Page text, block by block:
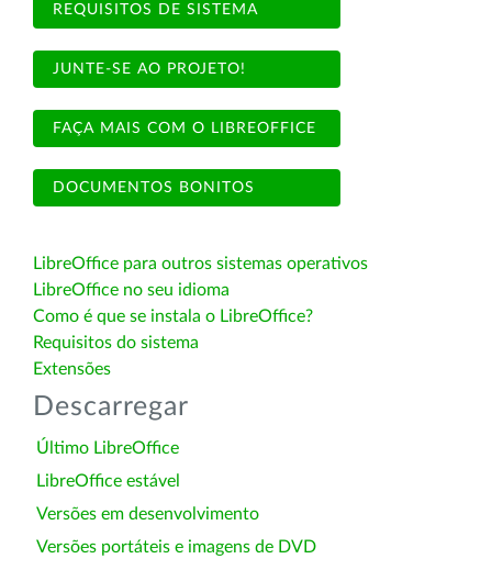
REQUISITOS DE SISTEMA
JUNTE-SE AO PROJETO!
FAÇA MAIS COM O LIBREOFFICE
DOCUMENTOS BONITOS
LibreOffice para outros sistemas operativos
LibreOffice no seu idioma
Como é que se instala o LibreOffice?
Requisitos do sistema
Extensões
Descarregar
Último LibreOffice
LibreOffice estável
Versões em desenvolvimento
Versões portáteis e imagens de DVD